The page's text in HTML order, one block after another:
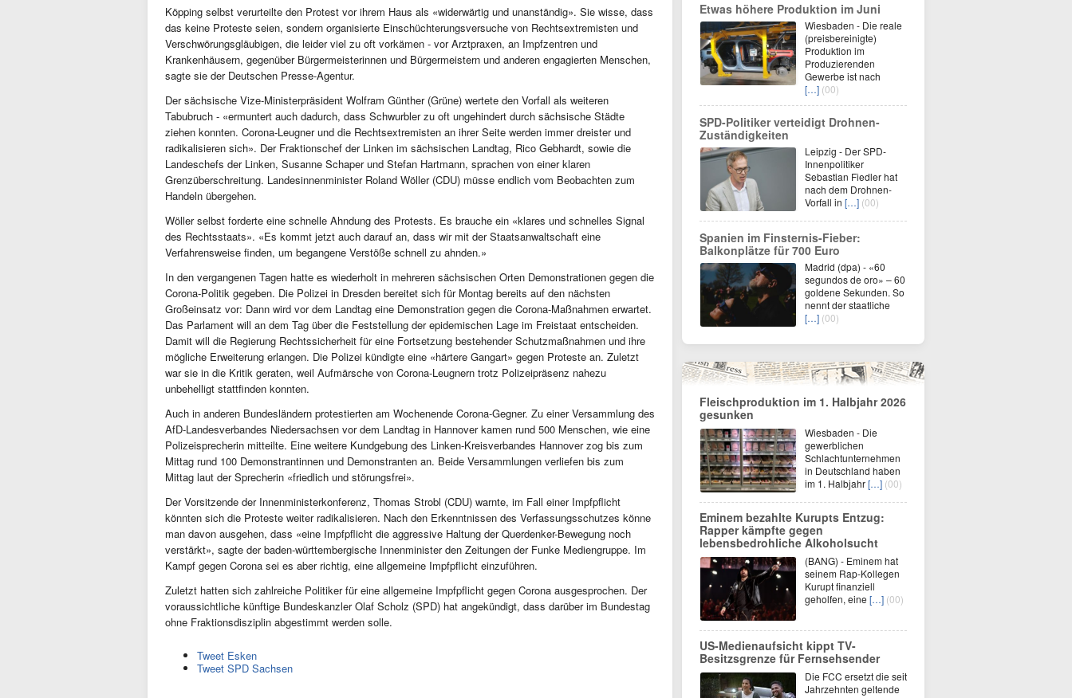
Köpping selbst verurteilte den Protest vor ihrem Haus als «widerwärtig und unanständig». Sie wisse, dass
das keine Proteste seien, sondern organisierte Einschüchterungsversuche von Rechtsextremisten und
Verschwörungsgläubigen, die leider viel zu oft vorkämen - vor Arztpraxen, an Impfzentren und
Krankenhäusern, gegenüber Bürgermeisterinnen und Bürgermeistern und anderen engagierten Menschen,
sagte sie der Deutschen Presse-Agentur.
Der sächsische Vize-Ministerpräsident Wolfram Günther (Grüne) wertete den Vorfall als weiteren
Tabubruch - «ermuntert auch dadurch, dass Schwurbler zu oft ungehindert durch sächsische Städte
ziehen konnten. Corona-Leugner und die Rechtsextremisten an ihrer Seite werden immer dreister und
radikalisieren sich». Der Fraktionschef der Linken im sächsischen Landtag, Rico Gebhardt, sowie die
Landeschefs der Linken, Susanne Schaper und Stefan Hartmann, sprachen von einer klaren
Grenzüberschreitung. Landesinnenminister Roland Wöller (CDU) müsse endlich vom Beobachten zum
Handeln übergehen.
Wöller selbst forderte eine schnelle Ahndung des Protests. Es brauche ein «klares und schnelles Signal
des Rechtsstaats». «Es kommt jetzt auch darauf an, dass wir mit der Staatsanwaltschaft eine
Verfahrensweise finden, um begangene Verstöße schnell zu ahnden.»
In den vergangenen Tagen hatte es wiederholt in mehreren sächsischen Orten Demonstrationen gegen die
Corona-Politik gegeben. Die Polizei in Dresden bereitet sich für Montag bereits auf den nächsten
Großeinsatz vor: Dann wird vor dem Landtag eine Demonstration gegen die Corona-Maßnahmen erwartet.
Das Parlament will an dem Tag über die Feststellung der epidemischen Lage im Freistaat entscheiden.
Damit will die Regierung Rechtssicherheit für eine Fortsetzung bestehender Schutzmaßnahmen und ihre
mögliche Erweiterung erlangen. Die Polizei kündigte eine «härtere Gangart» gegen Proteste an. Zuletzt
war sie in die Kritik geraten, weil Aufmärsche von Corona-Leugnern trotz Polizeipräsenz nahezu
unbehelligt stattfinden konnten.
Auch in anderen Bundesländern protestierten am Wochenende Corona-Gegner. Zu einer Versammlung des
AfD-Landesverbandes Niedersachsen vor dem Landtag in Hannover kamen rund 500 Menschen, wie eine
Polizeisprecherin mitteilte. Eine weitere Kundgebung des Linken-Kreisverbandes Hannover zog bis zum
Mittag rund 100 Demonstrantinnen und Demonstranten an. Beide Versammlungen verliefen bis zum
Mittag laut der Sprecherin «friedlich und störungsfrei».
Der Vorsitzende der Innenministerkonferenz, Thomas Strobl (CDU) warnte, im Fall einer Impfpflicht
könnten sich die Proteste weiter radikalisieren. Nach den Erkenntnissen des Verfassungsschutzes könne
man davon ausgehen, dass «eine Impfpflicht die aggressive Haltung der Querdenker-Bewegung noch
verstärkt», sagte der baden-württembergische Innenminister den Zeitungen der Funke Mediengruppe. Im
Kampf gegen Corona sei es aber richtig, eine allgemeine Impfpflicht einzuführen.
Zuletzt hatten sich zahlreiche Politiker für eine allgemeine Impfpflicht gegen Corona ausgesprochen. Der
voraussichtliche künftige Bundeskanzler Olaf Scholz (SPD) hat angekündigt, dass darüber im Bundestag
ohne Fraktionsdisziplin abgestimmt werden solle.
Tweet Esken
Tweet SPD Sachsen
Etwas höhere Produktion im Juni
Wiesbaden - Die reale
(preisbereinigte)
Produktion im
Produzierenden
Gewerbe ist nach
[…] (00)
SPD-Politiker verteidigt Drohnen-
Zuständigkeiten
Leipzig - Der SPD-
Innenpolitiker
Sebastian Fiedler hat
nach dem Drohnen-
Vorfall in […] (00)
Spanien im Finsternis-Fieber:
Balkonplätze für 700 Euro
Madrid (dpa) - «60
segundos de oro» – 60
goldene Sekunden. So
nennt der staatliche
[…] (00)
Fleischproduktion im 1. Halbjahr 2026
gesunken
Wiesbaden - Die
gewerblichen
Schlachtunternehmen
in Deutschland haben
im 1. Halbjahr[…] (00)
Eminem bezahlte Kurupts Entzug:
Rapper kämpfte gegen
lebensbedrohliche Alkoholsucht
(BANG) - Eminem hat
seinem Rap-Kollegen
Kurupt finanziell
geholfen, eine […] (00)
US-Medienaufsicht kippt TV-
Besitzsgrenze für Fernsehsender
Die FCC ersetzt die seit
Jahrzehnten geltende